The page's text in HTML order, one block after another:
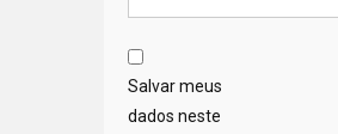
Salvar meus
dados neste